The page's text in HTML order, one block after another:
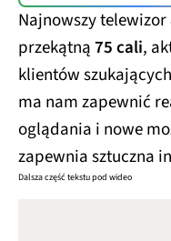
Najnowszy telewizor
przekątną75 cali,
klientów
ma nam zapewnić
oglądania i nowe
zapewnia sztuczna
Dalsza część tekstu pod wideo